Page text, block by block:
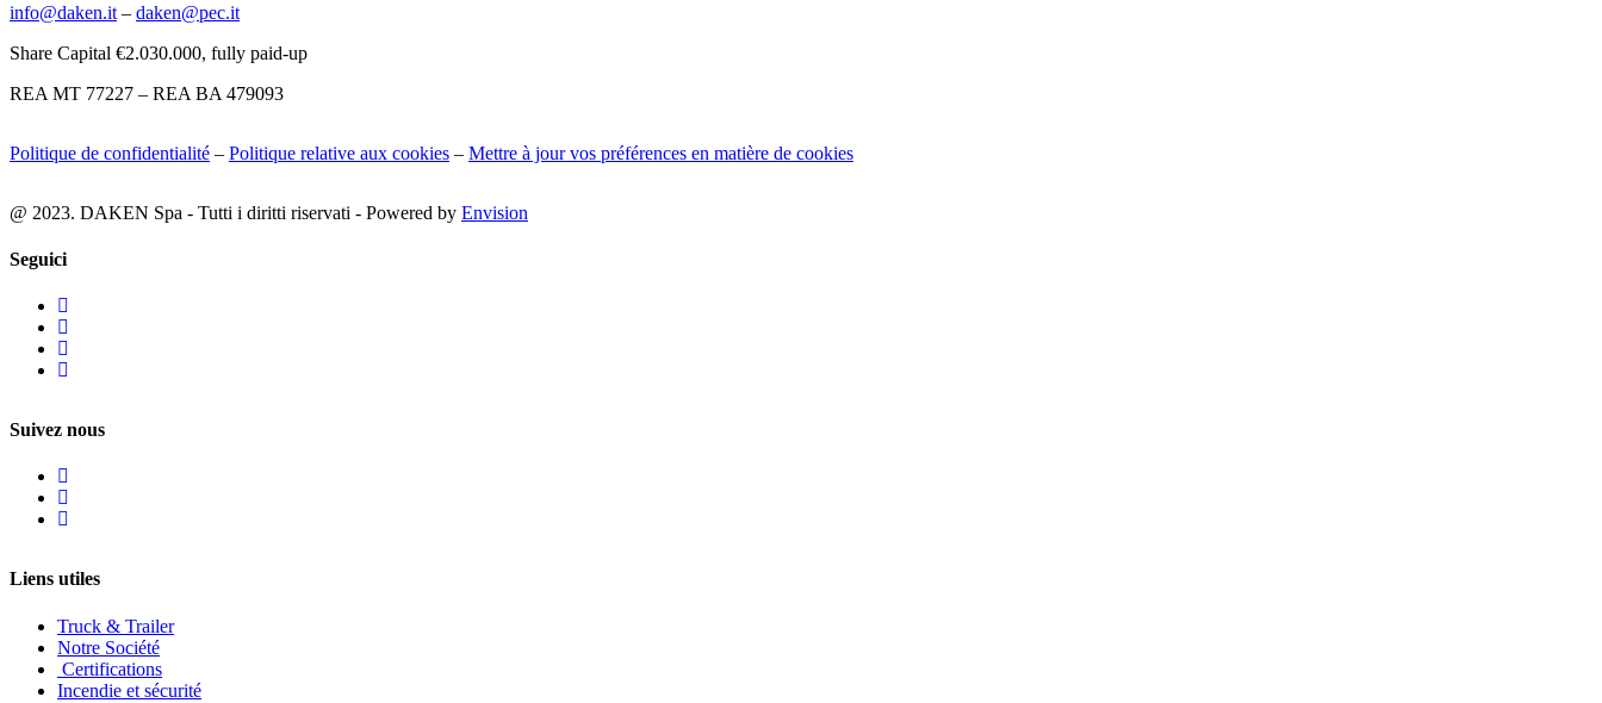
info@daken.it – daken@pec.it
Share Capital €2.030.000, fully paid-up
REA MT 77227 – REA BA 479093
Politique de confidentialité – Politique relative aux cookies – Mettre à jour vos préférences en matière de cookies
@ 2023. DAKEN Spa - Tutti i diritti riservati - Powered by Envision
Seguici
Suivez nous
Liens utiles
Truck & Trailer
Notre Société
Certifications
Incendie et sécurité